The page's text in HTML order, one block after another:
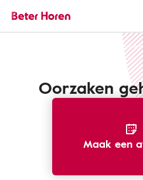
Oorzaken
Oorzaken
Maak een